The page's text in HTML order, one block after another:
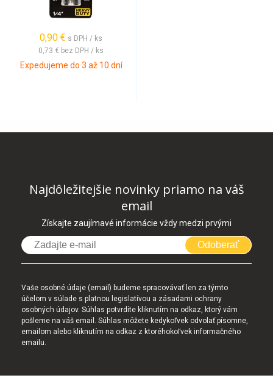
0,90 € s DPH / ks
0,73 € bez DPH / ks
Expedujeme do 3 až 10 dní
Najdôležitejšie novinky priamo na váš
email
Získajte zaujímavé informácie vždy medzi prvými
Odoberať
Vaše osobné údaje (email) budeme spracovávať len za týmto
účelom v súlade s platnou legislatívou a zásadami ochrany
osobných údajov. Súhlas potvrdíte kliknutím na odkaz, ktorý vám
pošleme na váš email. Súhlas môžete kedykoľvek odvolať písomne,
emailom alebo kliknutím na odkaz z ktoréhokoľvek informačného
emailu.